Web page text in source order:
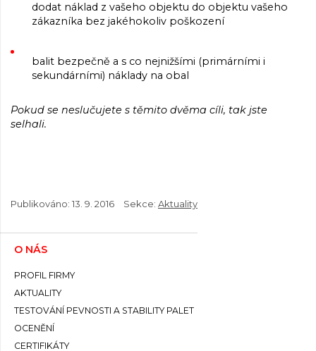
dodat náklad z vašeho objektu do objektu vašeho
zákazníka bez jakéhokoliv poškození
balit bezpečně a s co nejnižšími (primárními i
sekundárními) náklady na obal
Pokud se neslučujete s těmito dvěma cíli, tak jste
selhali.
Publikováno: 13. 9. 2016 Sekce: Aktuality
O NÁS
PROFIL FIRMY
AKTUALITY
TESTOVÁNÍ PEVNOSTI A STABILITY PALET
OCENĚNÍ
CERTIFIKÁTY